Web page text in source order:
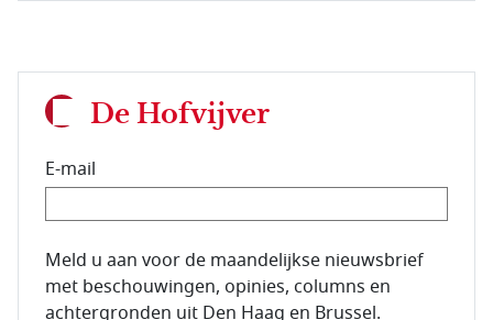
De Hofvijver
E-mail
E-mailadres van de abonnee.
Meld u aan voor de maandelijkse nieuwsbrief
met beschouwingen, opinies, columns en
achtergronden uit Den Haag en Brussel.